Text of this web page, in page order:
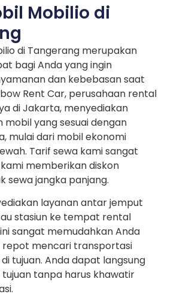
Mobilio di
di Tangerang merupakan
bagi Anda yang ingin
dan kebebasan saat
Rent Car, perusahaan rental
di Jakarta, menyediakan
mobil yang sesuai dengan
mulai dari mobil ekonomi
Tarif sewa kami sangat
memberikan diskon
sewa jangka panjang.
layanan antar jemput
stasiun ke tempat rental
sangat memudahkan Anda
repot mencari transportasi
tujuan. Anda dapat langsung
tanpa harus khawatir